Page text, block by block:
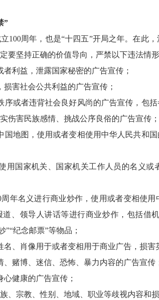
”
周年，也是“十四五”开局之年。在此
要坚持正确的价值导向，严禁以下违法情形
利益，泄露国家秘密的广告宣传；
害社会公共利益的广告宣传；
或者违背社会良好风尚的广告宣传，包括
伤害民族感情、挑战公序良俗的广告宣传；
地图，使用或者变相使用中华人民共和国
国家机关、国家机关工作人员的名义或
名义进行商业炒作，使用或者变相使用
、领导人讲话等进行商业炒作，包括借
”“纪念邮票”等物品；
肖像用于或者变相用于商业广告，损害
赌博、迷信、恐怖、暴力内容的广告宣传
健康的广告宣传；
宗教、性别、地域、职业等歧视内容和损